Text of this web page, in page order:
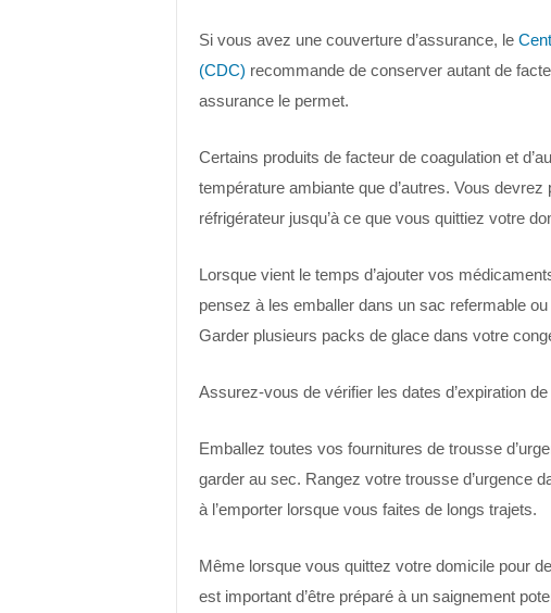
Si vous avez une couverture d’assurance, le
(CDC) recommande de conserver autant de
assurance le permet.
Certains produits de facteur de coagulation et
température ambiante que d’autres. Vous
réfrigérateur jusqu’à ce que vous quittiez votre
Lorsque vient le temps d’ajouter vos
pensez à les emballer dans un sac refermable
Garder plusieurs packs de glace dans votre
Assurez-vous de vérifier les dates d’expiration
Emballez toutes vos fournitures de trousse
garder au sec. Rangez votre trousse d’urgence
à l’emporter lorsque vous faites de longs trajets.
Même lorsque vous quittez votre domicile pour
est important d’être préparé à un saignement